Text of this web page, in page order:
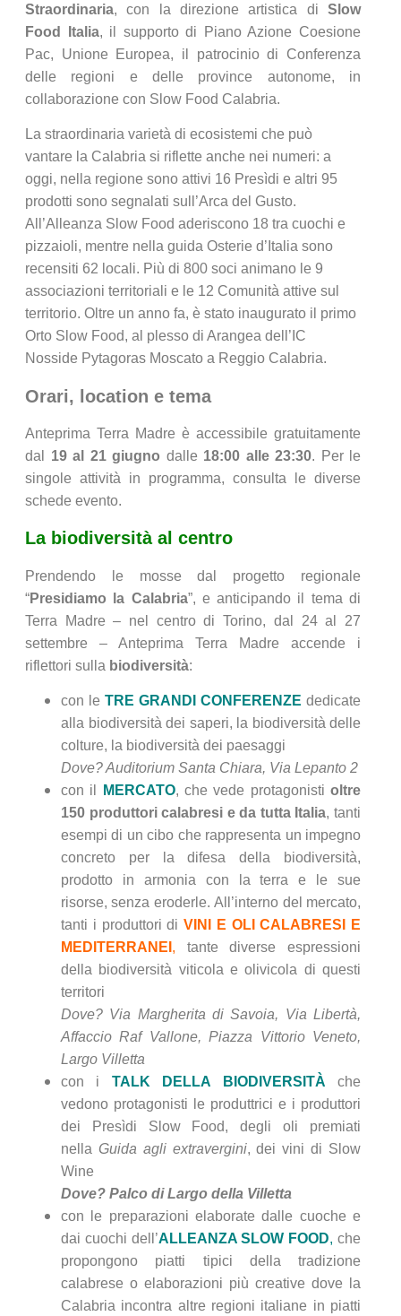
Straordinaria, con la direzione artistica di Slow
Food Italia, il supporto di Piano Azione Coesione
Pac, Unione Europea, il patrocinio di Conferenza
delle regioni e delle province autonome, in
collaborazione con Slow Food Calabria.
La straordinaria varietà di ecosistemi che può
vantare la Calabria si riflette anche nei numeri: a
oggi, nella regione sono attivi 16 Presìdi e altri 95
prodotti sono segnalati sull’Arca del Gusto.
All’Alleanza Slow Food aderiscono 18 tra cuochi e
pizzaioli, mentre nella guida Osterie d’Italia sono
recensiti 62 locali. Più di 800 soci animano le 9
associazioni territoriali e le 12 Comunità attive sul
territorio. Oltre un anno fa, è stato inaugurato il primo
Orto Slow Food, al plesso di Arangea dell’IC
Nosside Pytagoras Moscato a Reggio Calabria.
Orari, location e tema
Anteprima Terra Madre è accessibile gratuitamente
dal 19 al 21 giugno dalle 18:00 alle 23:30. Per le
singole attività in programma, consulta le diverse
schede evento.
La biodiversità al centro
Prendendo le mosse dal progetto regionale
“Presidiamo la Calabria”, e anticipando il tema di
Terra Madre – nel centro di Torino, dal 24 al 27
settembre – Anteprima Terra Madre accende i
riflettori sulla biodiversità:
con le TRE GRANDI CONFERENZE dedicate
alla biodiversità dei saperi, la biodiversità delle
colture, la biodiversità dei paesaggi
Dove? Auditorium Santa Chiara, Via Lepanto 2
con il
MERCATO, che vede protagonistioltre
150 produttori calabresi e da tutta Italia, tanti
esempi di un cibo che rappresenta un impegno
concreto per la difesa della biodiversità,
prodotto in armonia con la terra e le sue
risorse, senza eroderle. All’interno del mercato,
tanti i produttori di VINI E OLI CALABRESI E
MEDITERRANEI , tante diverse espressioni
della biodiversità viticola e olivicola di questi
territori
Dove? Via Margherita di Savoia, Via Libertà,
Affaccio Raf Vallone, Piazza Vittorio Veneto,
Largo Villetta
con i TALK DELLA BIODIVERSITÀ
che
vedono protagonisti le produttrici e i produttori
dei Presìdi Slow Food, degli oli premiati
nella Guida agli extravergini, dei vini di Slow
Wine
Dove? Palco di Largo della Villetta
con le preparazioni elaborate dalle cuoche e
dai cuochi dell’ALLEANZA SLOW FOOD, che
propongono piatti tipici della tradizione
calabrese o elaborazioni più creative dove la
Calabria incontra altre regioni italiane in piatti